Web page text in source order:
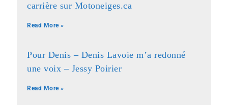
carrière sur Motoneiges.ca
Read More »
Pour Denis – Denis Lavoie m’a redonné
une voix – Jessy Poirier
Read More »